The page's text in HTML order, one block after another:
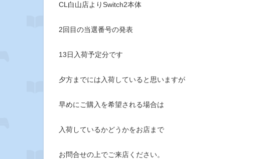
CL白山店よりSwitch2本体
2回目の当選番号の発表
13日入荷予定分です
夕方までには入荷していると思いますが
早めにご購入を希望される場合は
入荷しているかどうかをお店まで
お問合せの上でご来店ください。